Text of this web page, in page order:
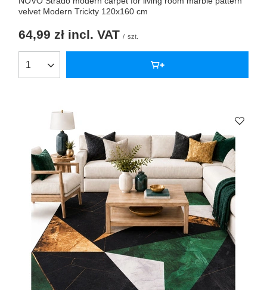
velvet Modern Trickty 120x160 cm
64,99 zł incl. VAT / szt.